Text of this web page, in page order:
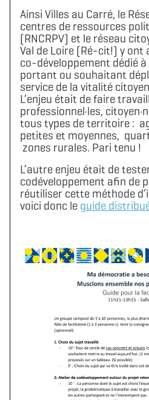
Ainsi Villes au Carré, le
centres de ressources
(RNCRPV) et le réseau
Val de Loire (Ré-cit!) y ont
co-développement dédié
portant ou souhaitant
service de la vitalité
L’enjeu était de faire
professionnel·les,
tous types de territoire :
petites et moyennes,
zones rurales. Pari tenu !
L’autre enjeu était de
codéveloppement afin de
réutiliser cette méthode
voici donc le guide